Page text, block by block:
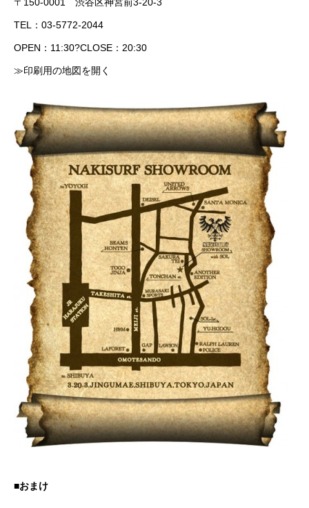
TEL：03-5772-2044
OPEN：11:30?CLOSE：20:30
≫印刷用の地図を開く
■おまけ